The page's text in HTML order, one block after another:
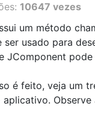
10647 vezes
um método
ser usado para
JComponent
é feito, veja um